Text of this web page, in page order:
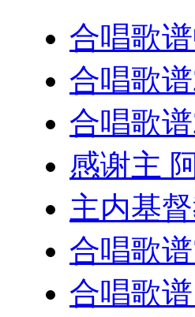
合唱歌
合唱歌
合唱歌
感谢主
主内基
合唱歌
合唱歌